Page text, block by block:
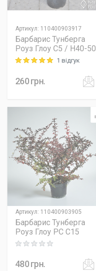
Артикул: 110400903917
Барбарис Тунберга
Роуз Глоу C5 / H40-50
Rating: 5 out of 51 відгук
260грн.
Артикул: 110400903905
Барбарис Тунберга
Роуз Глоу PC C15
Rating: 0 out of 5
480грн.